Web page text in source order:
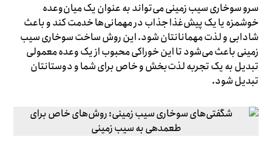
سرو سوخاری سیب زمینی می‌تواند به عنوان یک میان‌وعده
خوشمزه یا یک پیش‌غذا جذاب در مهمانی‌ها خدمت کند و باعث
شادابی و لذت مهمانانتان شود. این روش ساخت سوخاری سیب
زمینی باعث می‌شود تا این خوراکی محبوب از یک وعده معمولی
تبدیل به یک تجربه لذت‌بخش و خاص برای شما و دوستانتان
تبدیل شود.